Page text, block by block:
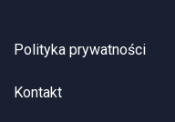
Polityka prywatności
Kontakt